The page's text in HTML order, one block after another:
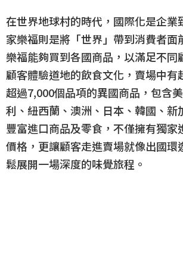
在世界地球村的時代，國際化是企業
家樂福則是將「世界」帶到消費者面
樂福能夠買到各國商品，以滿足不同
顧客體驗道地的飲食文化，賣場中有
超過7,000個品項的異國商品，包含
利、紐西蘭、澳洲、日本、韓國、新
豐富進口商品及零食，不僅擁有獨家
價格，更讓顧客走進賣場就像出國環
鬆展開一場深度的味覺旅程。